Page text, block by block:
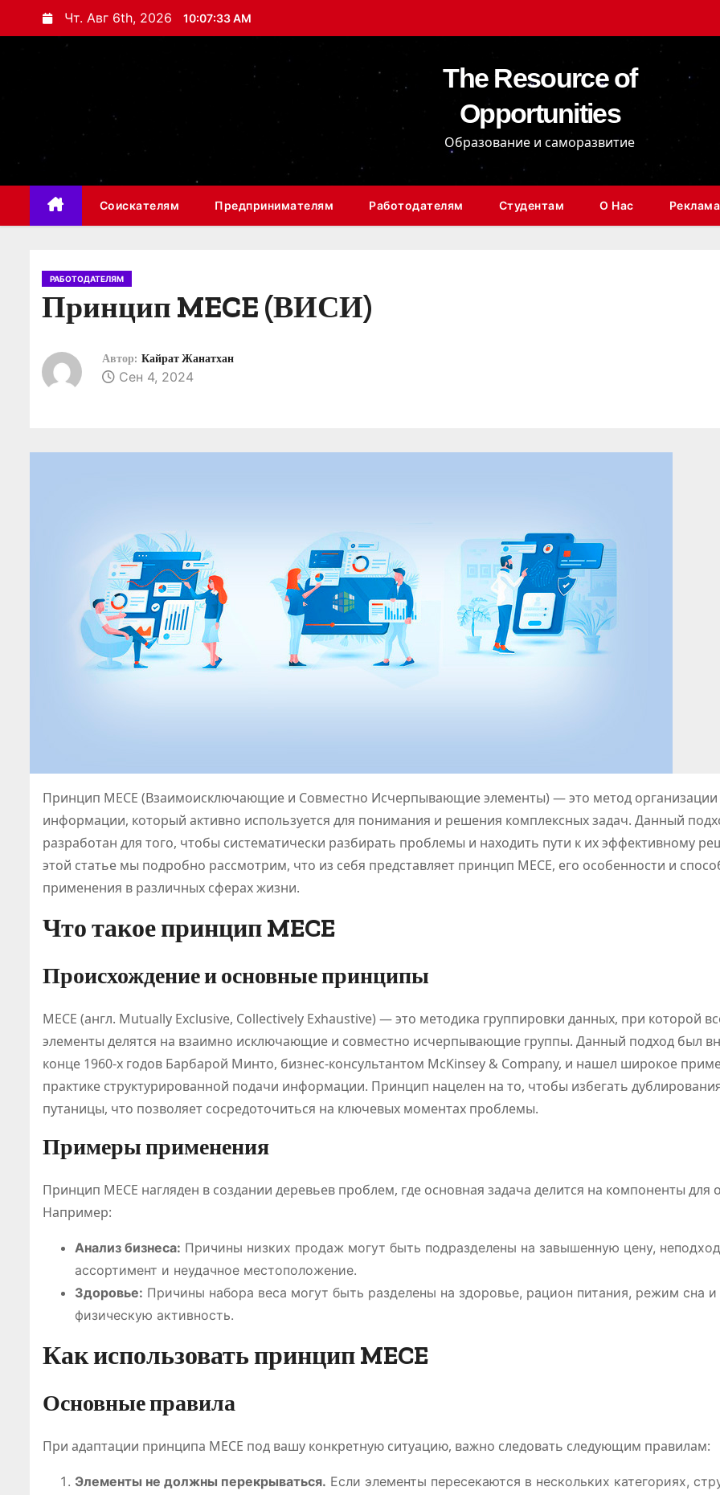
е
с
Чт. Авг 6th, 2026 10:07:34 AM
The Resource of
Opportunities
Образование и саморазвитие
Соискателям Предпринимателям Работодателям Студентам О Нас Реклама
РАБОТОДАТЕЛЯМ
Принцип MECE (ВИСИ)
Автор: Кайрат Жанатхан
Сен 4, 2024
Принцип MECE (Взаимоисключающие и Совместно Исчерпывающие элементы) — это метод организации
информации, который активно используется для понимания и решения комплексных задач. Данный
разработан для того, чтобы систематически разбирать проблемы и находить пути к их эффективному
этой статье мы подробно рассмотрим, что из себя представляет принцип MECE, его особенности и
применения в различных сферах жизни.
Что такое принцип MECE
Происхождение и основные принципы
MECE (англ. Mutually Exclusive, Collectively Exhaustive) — это методика группировки данных, при которой
элементы делятся на взаимно исключающие и совместно исчерпывающие группы. Данный подход был
конце 1960-х годов Барбарой Минто, бизнес-консультантом McKinsey & Company, и нашел широкое
практике структурированной подачи информации. Принцип нацелен на то, чтобы избегать
путаницы, что позволяет сосредоточиться на ключевых моментах проблемы.
Примеры применения
Принцип MECE нагляден в создании деревьев проблем, где основная задача делится на компоненты для
Например:
Анализ бизнеса: Причины низких продаж могут быть подразделены на завышенную цену,
ассортимент и неудачное местоположение.
Здоровье: Причины набора веса могут быть разделены на здоровье, рацион питания, режим сна и
физическую активность.
Как использовать принцип MECE
Основные правила
При адаптации принципа MECE под вашу конкретную ситуацию, важно следовать следующим правилам:
Элементы не должны перекрываться. Если элементы пересекаются в нескольких категориях,